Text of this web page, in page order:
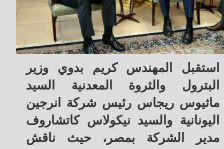
استقبل المهندس كريم بدوي وزير
البترول والثروة المعدنية السيد
ماثيوس ريجاس رئيس شركة انرجين
اليونانية والسيد نيكولاس كاتشاروف
مدير الشركة بمصر، حيث ناقش